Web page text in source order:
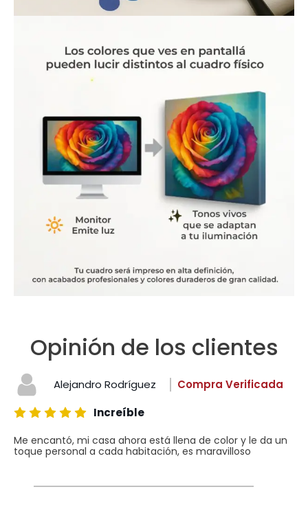
Opinión de los clientes
Alejandro Rodríguez
Compra Verificada
Increíble
Me encantó, mi casa ahora está llena de color y le da un
toque personal a cada habitación, es maravilloso